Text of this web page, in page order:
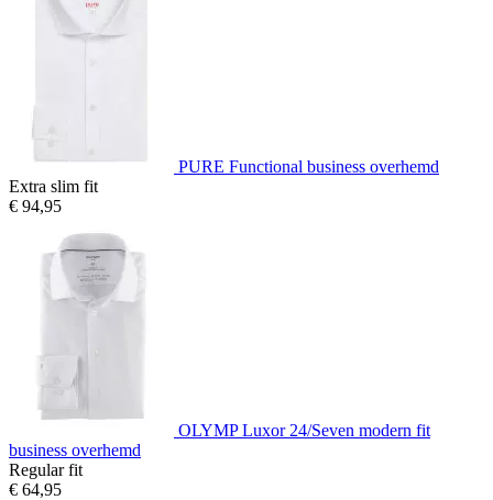
PURE Functional business overhemd
Extra slim fit
€ 94,95
OLYMP Luxor 24/Seven modern fit
business overhemd
Regular fit
€ 64,95